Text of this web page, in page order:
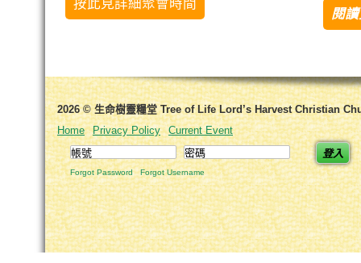
按此見詳細聚會時間
閱
2026 © 生命樹靈糧堂 Tree of Life Lord’s Harvest Christian
Home
Privacy Policy
Current Event
登入
Forgot Password Forgot Username